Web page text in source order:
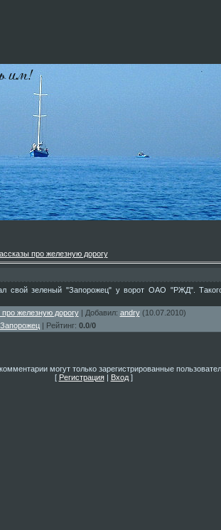
про железную дорогу
свой зеленый "Запорожец" у ворот ОАО "РЖД".
железную дорогу| Добавил: andry(10.07.2010)
| Рейтинг: 0.0/0
могут только зарегистрированные
[ Регистрация| Вход]